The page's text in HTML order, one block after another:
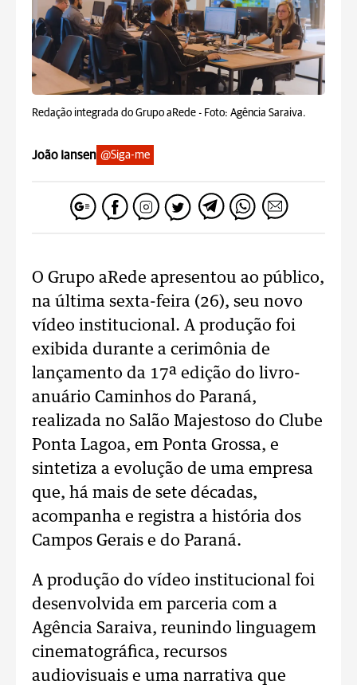
Redação integrada do Grupo aRede - Foto: Agência Saraiva.
João Iansen @Siga-me
O Grupo aRede apresentou ao público,
na última sexta-feira (26), seu novo
vídeo institucional. A produção foi
exibida durante a cerimônia de
lançamento da 17ª edição do livro-
anuário Caminhos do Paraná,
realizada no Salão Majestoso do Clube
Ponta Lagoa, em Ponta Grossa, e
sintetiza a evolução de uma empresa
que, há mais de sete décadas,
acompanha e registra a história dos
Campos Gerais e do Paraná.
A produção do vídeo institucional foi
desenvolvida em parceria com a
Agência Saraiva, reunindo linguagem
cinematográfica, recursos
audiovisuais e uma narrativa que